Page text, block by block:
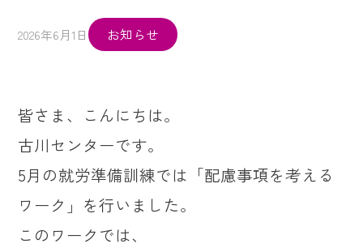
2026年6月1日 お知らせ
皆さま、こんにちは。
古川センターです。
5月の就労準備訓練では「配慮事項を考える
ワーク」を行いました。
このワークでは、